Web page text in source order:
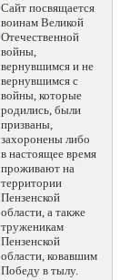
Сайт посвящается
воинам Великой
Отечественной
войны,
вернувшимся и не
вернувшимся с
войны, которые
родились, были
призваны,
захоронены либо
в настоящее время
проживают на
территории
Пензенской
области, а также
труженикам
Пензенской
области, ковавшим
Победу в тылу.